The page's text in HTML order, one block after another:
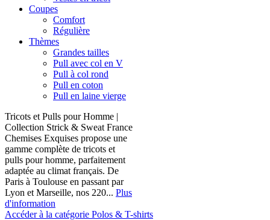
Coupes
Comfort
Régulière
Thèmes
Grandes tailles
Pull avec col en V
Pull à col rond
Pull en coton
Pull en laine vierge
Tricots et Pulls pour Homme |
Collection Strick & Sweat France
Chemises Exquises propose une
gamme complète de tricots et
pulls pour homme, parfaitement
adaptée au climat français. De
Paris à Toulouse en passant par
Lyon et Marseille, nos 220... Plus
d'information
Accéder à la catégorie Polos & T-shirts